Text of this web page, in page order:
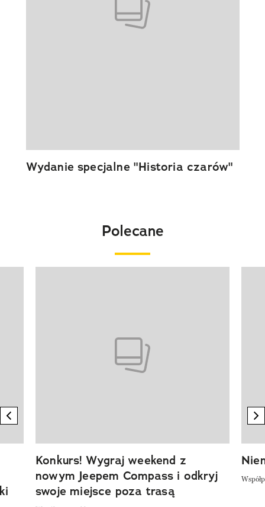
Wydanie specjalne "Historia czarów"
Polecane
previous element
Konkurs! Wygraj weekend z
nowym Jeepem Compass i odkryj
swoje miejsce poza trasą